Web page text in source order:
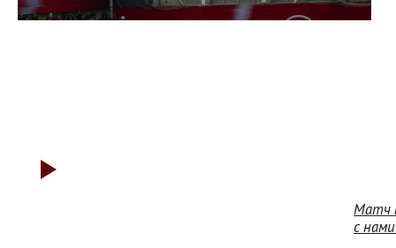
Матч
с